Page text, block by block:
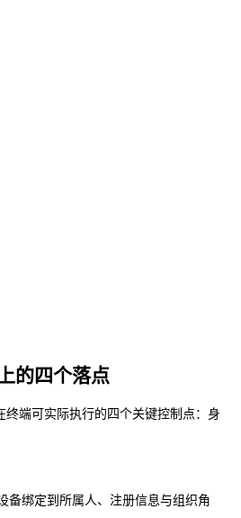
的四个落点
端可实际执行的四个关键控制点：身
备绑定到所属人、注册信息与组织角